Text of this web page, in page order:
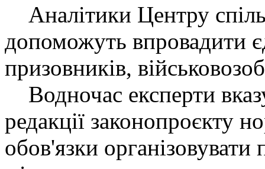
Аналітики Центру
допоможуть впровадити
призовників,
Водночас експерти
редакції законопроєкту
обов'язки